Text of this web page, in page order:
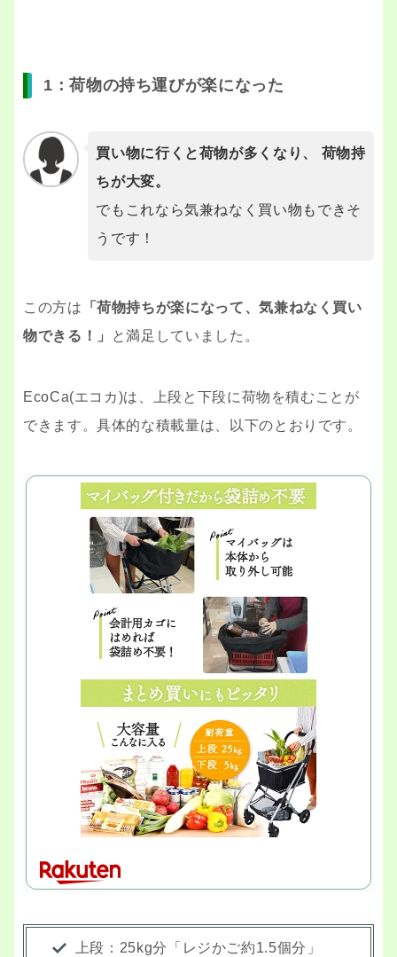
1：荷物の持ち運びが楽になった
買い物に行くと荷物が多くなり、 荷物持
ちが大変。
でもこれなら気兼ねなく買い物もできそ
うです！
この方は 「荷物持ちが楽になって、気兼ねなく買い
物できる！」
と満足していました。
EcoCa(エコカ)は、上段と下段に荷物を積むことが
できます。具体的な積載量は、以下のとおりです。
上段：25kg分「レジかご約1.5個分」